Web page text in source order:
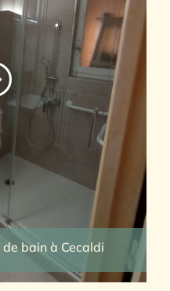
bain à Cecaldi